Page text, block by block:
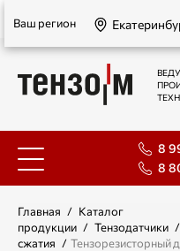
Екатеринбург
Ваш регион
8
8
Главная / Каталог
продукции / Тензодатчики /
сжатия / Тензорезисторный